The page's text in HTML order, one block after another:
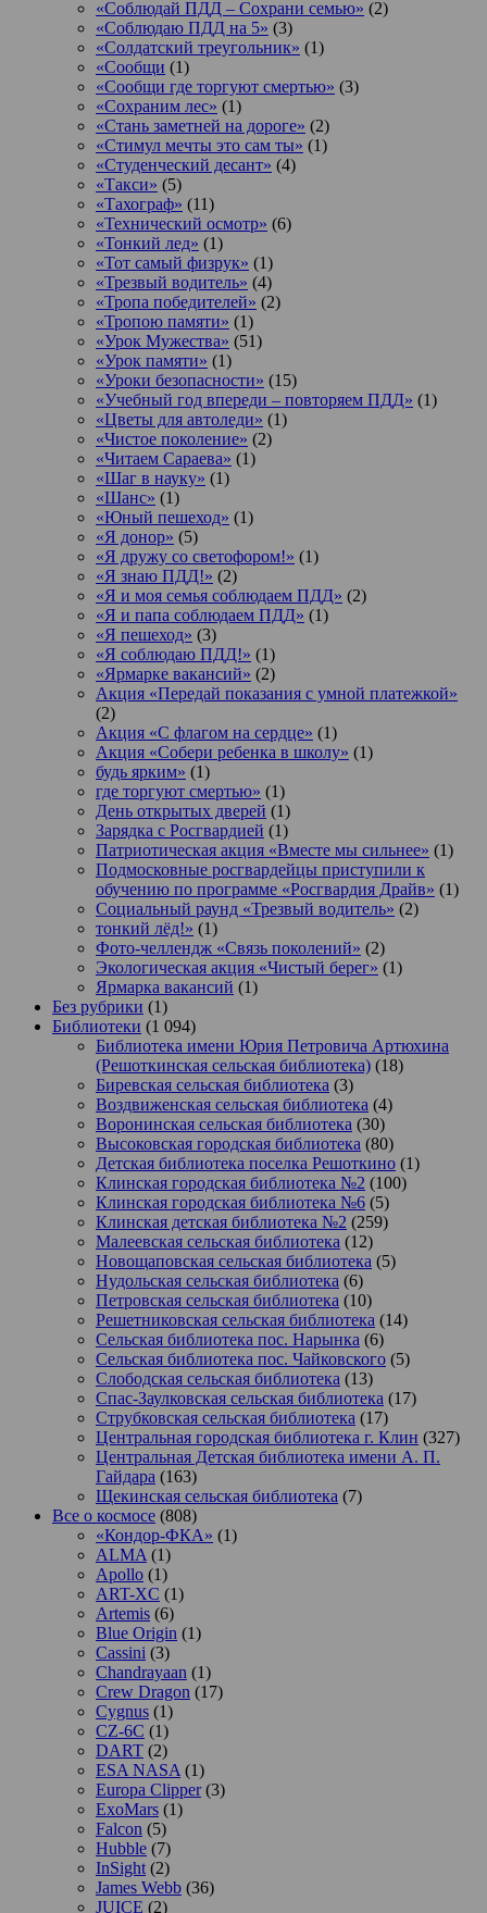
«Соблюдай ПДД – Сохрани семью» (2)
«Соблюдаю ПДД на 5» (3)
«Солдатский треугольник» (1)
«Сообщи (1)
«Сообщи где торгуют смертью» (3)
«Сохраним лес» (1)
«Стань заметней на дороге» (2)
«Стимул мечты это сам ты» (1)
«Студенческий десант» (4)
«Такси» (5)
«Тахограф» (11)
«Технический осмотр» (6)
«Тонкий лед» (1)
«Тот самый физрук» (1)
«Трезвый водитель» (4)
«Тропа победителей» (2)
«Тропою памяти» (1)
«Урок Мужества» (51)
«Урок памяти» (1)
«Уроки безопасности» (15)
«Учебный год впереди – повторяем ПДД» (1)
«Цветы для автоледи» (1)
«Чистое поколение» (2)
«Читаем Сараева» (1)
«Шаг в науку» (1)
«Шанс» (1)
«Юный пешеход» (1)
«Я донор» (5)
«Я дружу со светофором!» (1)
«Я знаю ПДД!» (2)
«Я и моя семья соблюдаем ПДД» (2)
«Я и папа соблюдаем ПДД» (1)
«Я пешеход» (3)
«Я соблюдаю ПДД!» (1)
«Ярмарке вакансий» (2)
Акция «Передай показания с умной платежкой»
(2)
Акция «С флагом на сердце» (1)
Акция «Собери ребенка в школу» (1)
будь ярким» (1)
где торгуют смертью» (1)
День открытых дверей (1)
Зарядка с Росгвардией (1)
Патриотическая акция «Вместе мы сильнее» (1)
Подмосковные росгвардейцы приступили к
обучению по программе «Росгвардия Драйв» (1)
Социальный раунд «Трезвый водитель» (2)
тонкий лёд!» (1)
Фото-челлендж «Связь поколений» (2)
Экологическая акция «Чистый берег» (1)
Ярмарка вакансий (1)
Без рубрики (1)
Библиотеки (1 094)
Библиотека имени Юрия Петровича Артюхина
(Решоткинская сельская библиотека) (18)
Биревская сельская библиотека (3)
Воздвиженская сельская библиотека (4)
Воронинская сельская библиотека (30)
Высоковская городская библиотека (80)
Детская библиотека поселка Решоткино (1)
Клинская городская библиотека №2 (100)
Клинская городская библиотека №6 (5)
Клинская детская библиотека №2 (259)
Малеевская сельская библиотека (12)
Новощаповская сельская библиотека (5)
Нудольская сельская библиотека (6)
Петровская сельская библиотека (10)
Решетниковская сельская библиотека (14)
Сельская библиотека пос. Нарынка (6)
Сельская библиотека пос. Чайковского (5)
Слободская сельская библиотека (13)
Спас-Заулковская сельская библиотека (17)
Струбковская сельская библиотека (17)
Центральная городская библиотека г. Клин (327)
Центральная Детская библиотека имени А. П.
Гайдара (163)
Щекинская сельская библиотека (7)
Все о космосе (808)
«Кондор-ФКА» (1)
ALMA (1)
Apollo (1)
ART-XC (1)
Artemis (6)
Blue Origin (1)
Cassini (3)
Chandrayaan (1)
Crew Dragon (17)
Cygnus (1)
CZ-6C (1)
DART (2)
ESA NASA (1)
Europa Clipper(3)
ExoMars (1)
Falcon (5)
Hubble (7)
InSight (2)
James Webb (36)
JUICE (2)